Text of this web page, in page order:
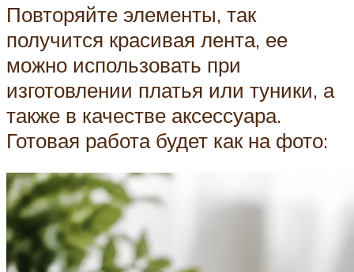
Повторяйте элементы, так
получится красивая лента, ее
можно использовать при
изготовлении платья или туники, а
также в качестве аксессуара.
Готовая работа будет как на фото: